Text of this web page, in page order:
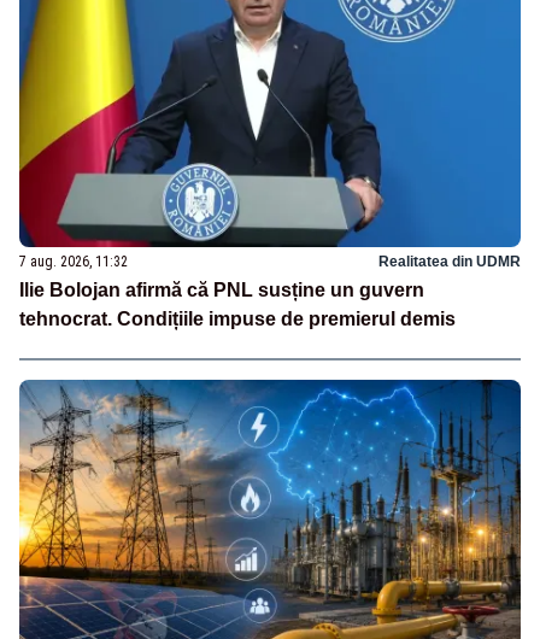
7 aug. 2026, 11:32 Realitatea din UDMR
Ilie Bolojan afirmă că PNL susține un guvern
tehnocrat. Condițiile impuse de premierul demis